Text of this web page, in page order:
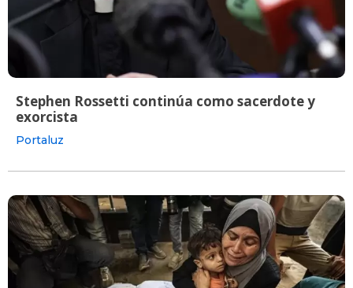
Stephen Rossetti continúa como sacerdote y
exorcista
Portaluz